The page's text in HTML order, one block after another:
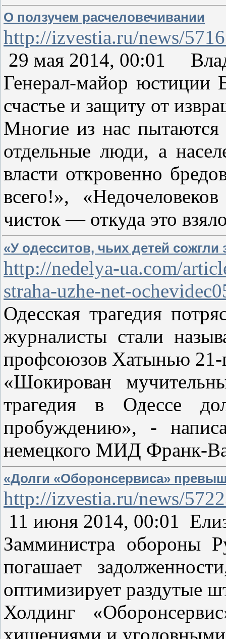
О ползучем расчеловечивании
http://izvestia.ru/news/
29 мая 2014, 00:01
Генерал-майор
счастье и защиту от
Многие из нас пытаются
отдельные люди, а
власти откровенно
всего!»,
чисток — откуда это
«У одесситов, чьих детей сожгли
http://nedelya-ua.com/
straha-uzhe-net-
Одесская трагедия
журналисты стали
профсоюзов Хатынью 21-
«Шокирован
трагедия в Одессе
пробуждению», -
немецкого МИД Франк-
«Долги «Оборонсервиса»
http://izvestia.ru/news/
11 июня 2014, 00:01
Замминистра обороны
погашает
оптимизирует раздутые
Холдинг